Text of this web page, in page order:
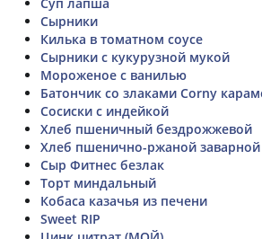
Сырники
Килька в томатном соусе
Сырники с кукурузной мукой
Мороженое с ванилью
Батончик со злаками Corny
Сосиски с индейкой
Хлеб пшеничный бездрожжевой
Хлеб пшенично-ржаной заварной
Сыр Фитнес безлак
Торт миндальный
Кобаса казачья из печени
Sweet RIP